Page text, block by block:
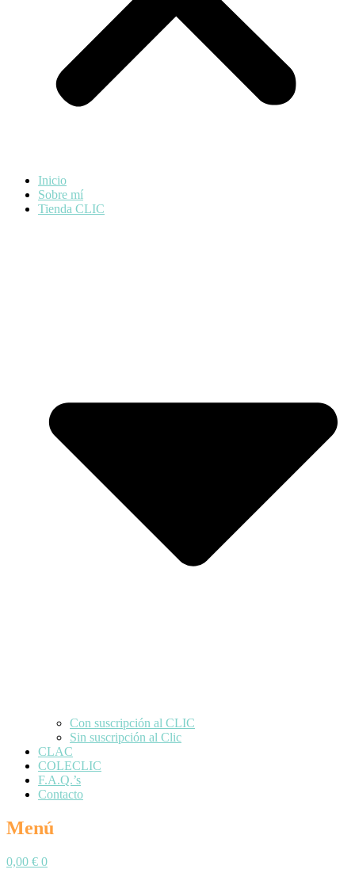
Inicio
Sobre mí
Tienda CLIC
Con suscripción al CLIC
Sin suscripción al Clic
CLAC
COLECLIC
F.A.Q.’s
Contacto
Menú
0,00 € 0